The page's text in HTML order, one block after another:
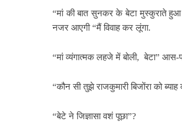
“मां की बात सुनकर के बेटा मुस्कुराते
नजर आएगी “मैं विवाह कर लूंगा.
“मां व्यंगात्मक लहजे में बोली, बेटा”
“कौन सी तुझे राजकुमारी बिजोंरा को
“बेटे ने जिज्ञासा वशं पूछा”?